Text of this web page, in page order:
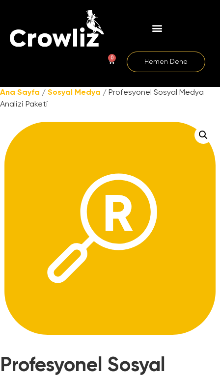
Hemen Dene
0
Ana Sayfa / Sosyal Medya / Profesyonel Sosyal Medya
Analizi Paketi
Profesyonel Sosyal